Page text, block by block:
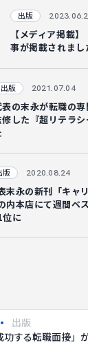
出版
【メディア掲載
事が掲載されまし
出版 2021.07.04
表の末永が転職の
修した『超リテラ
版 2020.08.24
末永の新刊「キャ
内本店にて週間ベ
位に
出版
する転職面接」